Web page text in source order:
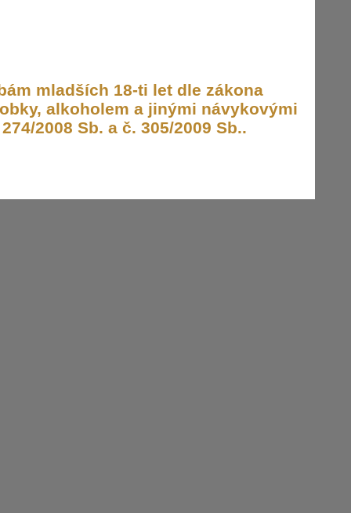
mladších 18-ti let dle zákona
alkoholem a jinými návykovými
2008 Sb. a č. 305/2009 Sb..